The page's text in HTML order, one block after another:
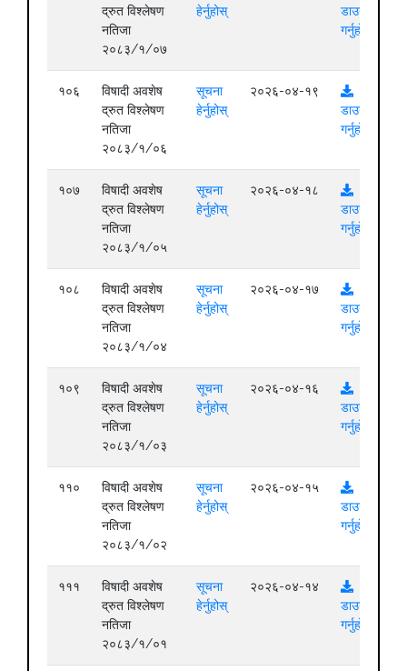
द्रुत विश्लेषण
नतिजा
२०८३/१/०७
हेर्नुहोस्
डाउनलोड
गर्नुहोस्
१०६
विषादी अवशेष
द्रुत विश्लेषण
नतिजा
२०८३/१/०६
सूचना
हेर्नुहोस्
२०२६-०४-१९
डाउनलोड
गर्नुहोस्
१०७
विषादी अवशेष
द्रुत विश्लेषण
नतिजा
२०८३/१/०५
सूचना
हेर्नुहोस्
२०२६-०४-१८
डाउनलोड
गर्नुहोस्
१०८
विषादी अवशेष
द्रुत विश्लेषण
नतिजा
२०८३/१/०४
सूचना
हेर्नुहोस्
२०२६-०४-१७
डाउनलोड
गर्नुहोस्
१०९
विषादी अवशेष
द्रुत विश्लेषण
नतिजा
२०८३/१/०३
सूचना
हेर्नुहोस्
२०२६-०४-१६
डाउनलोड
गर्नुहोस्
११०
विषादी अवशेष
द्रुत विश्लेषण
नतिजा
२०८३/१/०२
सूचना
हेर्नुहोस्
२०२६-०४-१५
डाउनलोड
गर्नुहोस्
१११
विषादी अवशेष
द्रुत विश्लेषण
नतिजा
२०८३/१/०१
सूचना
हेर्नुहोस्
२०२६-०४-१४
डाउनलोड
गर्नुहोस्